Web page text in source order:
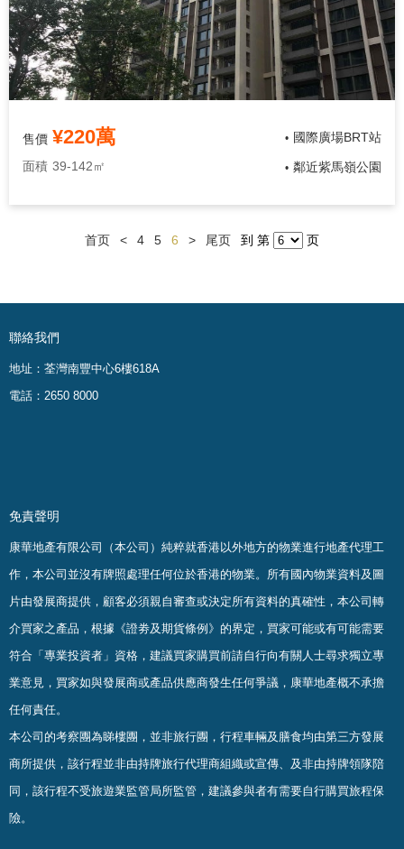
售價 ¥220萬
面積 39-142㎡
• 國際廣場BRT站
• 鄰近紫馬嶺公園
首页 < 4 5 6 > 尾页 到 第 页
聯絡我們
地址：荃灣南豐中心6樓618A
電話：2650 8000
免責聲明
康華地產有限公司（本公司）純粹就香港以外地方的物業進行地產代理工
作，本公司並沒有牌照處理任何位於香港的物業。 所有國內物業資料及圖
片由發展商提供，顧客必須親自審查或決定所有資料的真確性 ， 本公司轉
介買家之產品，根據《證劵及期貨條例》的界定，買家可能或有可能需要
符合「專業投資者」資格，建議買家購買前請自行向有關人士尋求獨立專
業意見，買家如與發展商或產品供應商發生任何爭議，康華地產概不承擔
任何責任。
本公司的考察團為睇樓團，並非旅行團，行程車輛及膳食均由第三方發展
商所提供，該行程並非由持牌旅行代理商組織或宣傳、及非由持牌領隊陪
同，該行程不受旅遊業監管局所監管，建議參與者有需要自行購買旅程保
險。